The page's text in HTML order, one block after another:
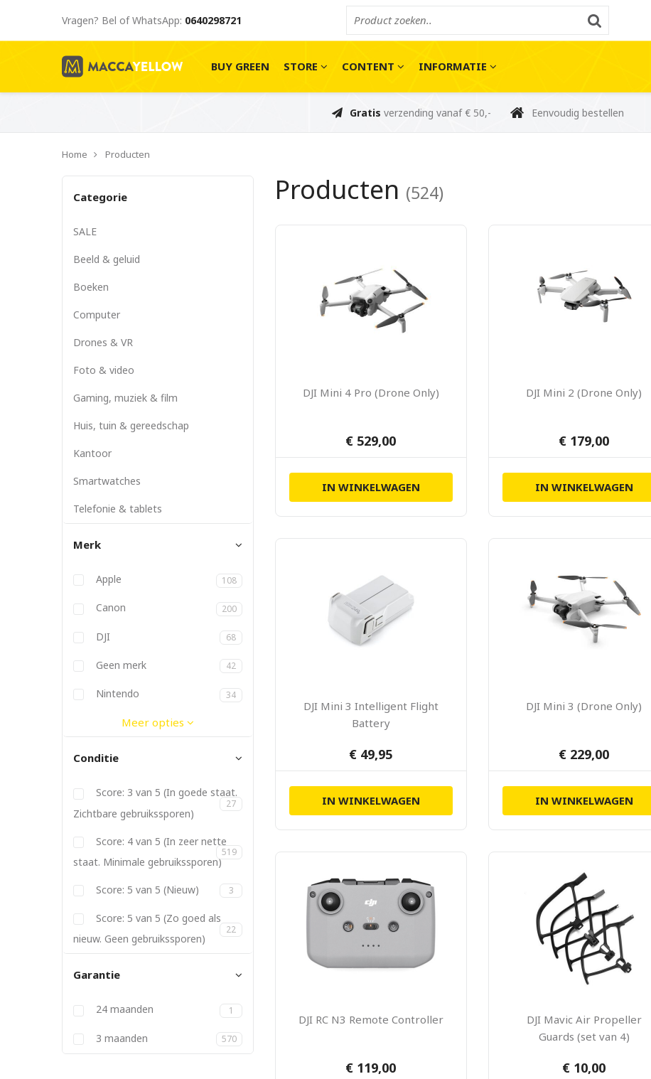
Vragen? Bel of WhatsApp: 0640298721
BUY GREEN STORE CONTENT INFORMATIE
Gratis verzending vanaf € 50,- Eenvoudig bestellen
Home Producten
Categorie
SALE
Beeld & geluid
Boeken
Computer
Drones & VR
Foto & video
Gaming, muziek & film
Huis, tuin & gereedschap
Kantoor
Smartwatches
Telefonie & tablets
Merk
Anbernic
Apple 108
Atlona
Aukey
Backbone
Belkin
BizLink
Blackmagic
Bose
Canon 200
DJI 68
Dymo
Elgato
Ergotron
Fitbit
Geen merk 42
Gitzo
Godox
JBL
Joby
Kanex
Kata
Kenko
Lowepro
Manfrotto
Metz
Nikon
Nintendo 34
Panasonic
PGYTech
Philips
Pioneer
PolarPro
Promise
SanDisk
Satechi
Sigma
Soligor
Sonnet
Tamron
Tokina
Twelve South
Vanguard
YongnuoMeer opties
Conditie
Score: 3 van 5 (In goede staat.
Zichtbare gebruikssporen)
27
Score: 4 van 5 (In zeer nette
staat. Minimale gebruikssporen)
519
Score: 5 van 5 (Nieuw) 3
Score: 5 van 5 (Zo goed als
nieuw. Geen gebruikssporen)
22
Garantie
24 maanden 1
3 maanden 570
Producten (524)
DJI Mini 4 Pro (Drone Only)
€ 529,00
IN WINKELWAGEN
DJI Mini 2 (Drone Only)
€ 179,00
IN WINKELWAGEN
DJI Mini 3 Intelligent Flight
Battery
€ 49,95
IN WINKELWAGEN
DJI Mini 3 (Drone Only)
€ 229,00
IN WINKELWAGEN
DJI RC N3 Remote Controller
€ 119,00
DJI Mavic Air Propeller
Guards (set van 4)
€ 10,00